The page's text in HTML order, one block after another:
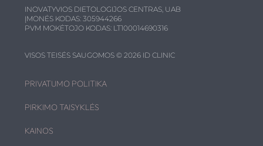
INOVATYVIOS DIETOLOGIJOS CENTRAS, UAB
ĮMONĖS KODAS: 305944266
PVM MOKĖTOJO KODAS: LT100014690316
VISOS TEISĖS SAUGOMOS © 2026 ID CLINIC
PRIVATUMO POLITIKA
PIRKIMO TAISYKLĖS
KAINOS